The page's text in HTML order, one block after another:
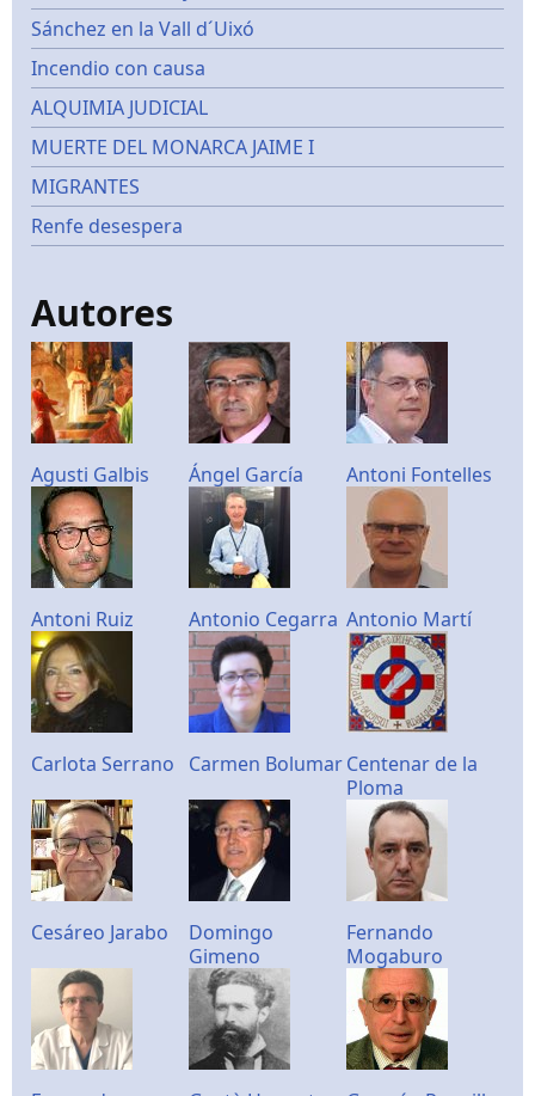
Sánchez en la Vall d´Uixó
Incendio con causa
ALQUIMIA JUDICIAL
MUERTE DEL MONARCA JAIME I
MIGRANTES
Renfe desespera
Autores
Agusti Galbis Ángel García Antoni Fontelles
Antoni Ruiz Antonio Cegarra Antonio Martí
Carlota Serrano Carmen BolumarCentenar de la
Ploma
Cesáreo Jarabo
Domingo
Gimeno
Fernando
Mogaburo